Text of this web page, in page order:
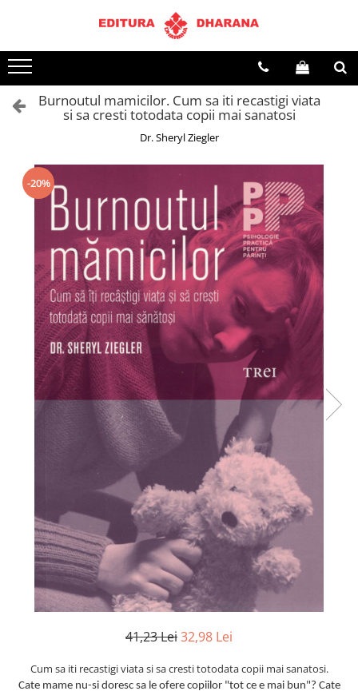
Terapii
Dietoterapie
Burnoutul mamicilor. Cum sa iti recastigi viata
si sa cresti totodata copii mai sanatosi
Dr. Sheryl Ziegler
-20%
41,23 Lei32,98 Lei
Cum sa iti recastigi viata si sa cresti totodata copii mai sanatosi.
Cate mame nu-si doresc sa le ofere copiilor "tot ce e mai bun"? Cate